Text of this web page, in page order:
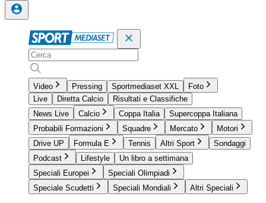
Video Pressing Sportmediaset XXL
Foto
Live
Diretta Calcio
Risultati e Classifiche
News Live
Calcio Coppa Italia
Supercoppa Italiana
Probabili Formazioni
Squadre Mercato
Motori
Drive UP
Formula E Tennis Altri Sport
Sondaggi
Podcast
Lifestyle
Un libro a settimana
Speciali Europei
Speciali Olimpiadi
Speciale Scudetti
Speciali Mondiali Altri Speciali